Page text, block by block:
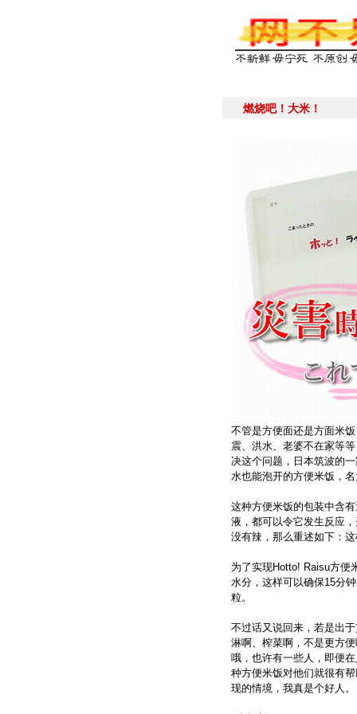
燃烧吧！大米！
不管是方便面还是方面米
震、洪水、老婆不在家等
决这个问题，日本筑波的
水也能泡开的方便米饭，
这种方便米饭的包装中含
液，都可以令它发生反应
没有辣，那么重述如下：
为了实现Hotto! Raisu方便
水分，这样可以确保15分
粒。
不过话又说回来，若是出
淋啊、榨菜啊，不是更方
哦，也许有一些人，即便
种方便米饭对他们就很有
现的情境，我真是个好人。